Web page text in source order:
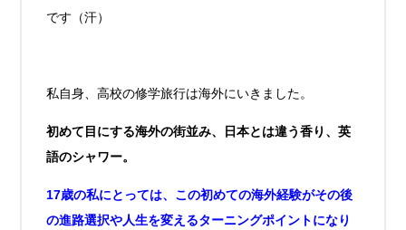
です（汗）
私自身、高校の修学旅行は海外にいきました。
初めて目にする海外の街並み、日本とは違う香り、英
語のシャワー。
17歳の私にとっては、この初めての海外経験がその後
の進路選択や人生を変えるターニングポイントになり